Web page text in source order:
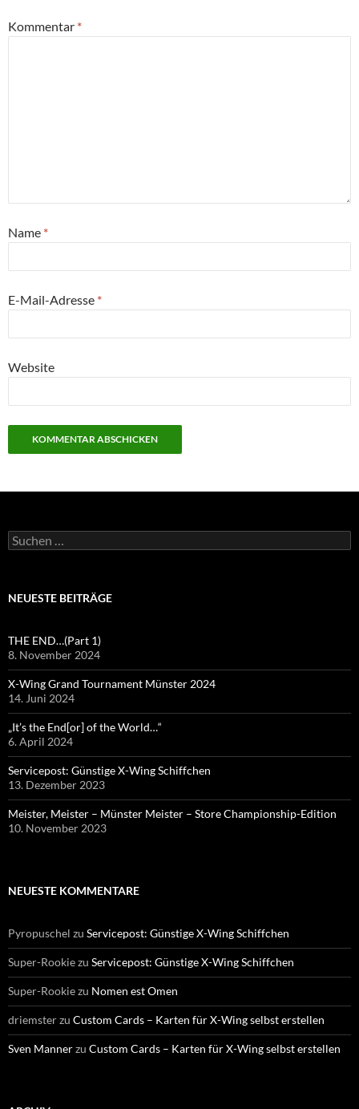
Kommentar *
Name *
E-Mail-Adresse *
Website
Suchen
nach:
NEUESTE BEITRÄGE
THE END…(Part 1)
8. November 2024
X-Wing Grand Tournament Münster 2024
14. Juni 2024
„It’s the End[or] of the World…“
6. April 2024
Servicepost: Günstige X-Wing Schiffchen
13. Dezember 2023
Meister, Meister – Münster Meister – Store Championship-Edition
10. November 2023
NEUESTE KOMMENTARE
Pyropuschel zu Servicepost: Günstige X-Wing Schiffchen
Super-Rookiezu Servicepost: Günstige X-Wing Schiffchen
Super-Rookiezu Nomen est Omen
driemsterzu Custom Cards – Karten für X-Wing selbst erstellen
Sven Mannerzu Custom Cards – Karten für X-Wing selbst erstellen